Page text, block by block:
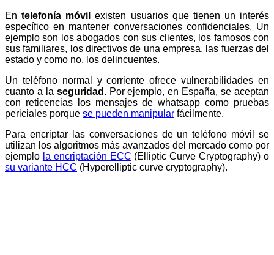
En telefonía móvil
existen usuarios que tienen un interés
específico en mantener conversaciones confidenciales. Un
ejemplo son los abogados con sus clientes, los famosos con
sus familiares, los directivos de una empresa, las fuerzas del
estado y como no, los delincuentes.
Un teléfono normal y corriente ofrece vulnerabilidades en
cuanto a la seguridad . Por ejemplo, en España, se aceptan
con reticencias los mensajes de whatsapp como pruebas
periciales porque se pueden manipular fácilmente.
Para encriptar las conversaciones de un teléfono móvil se
utilizan los algoritmos más avanzados del mercado como por
ejemplo la encriptación ECC (Elliptic Curve Cryptography) o
su variante HCC (Hyperelliptic curve cryptography).